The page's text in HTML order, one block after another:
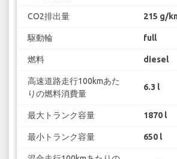
CO2排出量 215 g/
駆動輪 full
燃料 diesel
高速道路走行100kmあた
りの燃料消費量
6.3 l
最大トランク容量 1870 l
最小トランク容量 650 l